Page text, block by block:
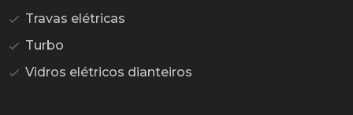
Travas elétricas
Turbo
Vidros elétricos dianteiros